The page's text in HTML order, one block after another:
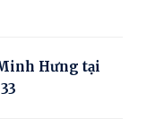
Hưng tại